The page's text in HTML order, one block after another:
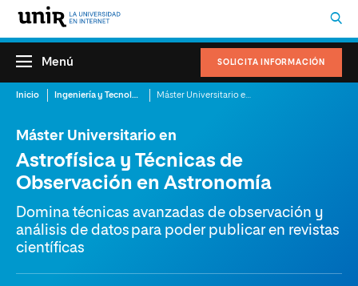
SOLICITA INFORMACIÓN
Menú
Inicio Ingeniería y Tecnología
Máster Universitario en
Astrofísica y Técnicas de
Observación en Astronomía
Domina técnicas avanzadas de observación y
análisis de datos para poder publicar en revistas
científicas